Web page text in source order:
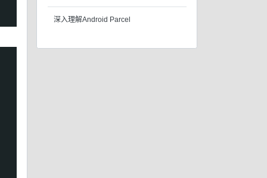
深入理解Android Parcel